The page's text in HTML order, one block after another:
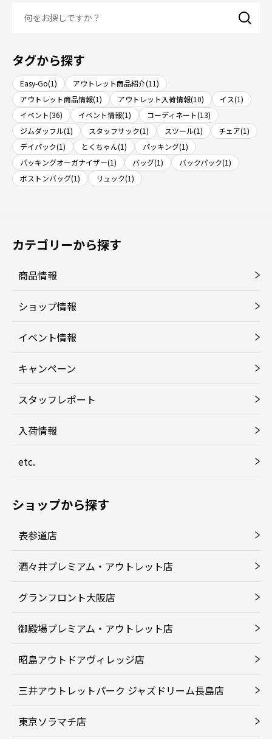
タグから探す
Easy-Go(1)
アウトレット商品紹介(11)
アウトレット商品情報(1)
アウトレット入荷情報(10)
イス(1)
イベント(36)
イベント情報(1)
コーディネート(13)
ジムダッフル(1)
スタッフサック(1) スツール(1)
チェア(1)
デイパック(1)
とくちゃん(1)
パッキング(1)
パッキングオーガナイザー(1)
バッグ(1)
バックパック(1)
ボストンバッグ(1)
リュック(1)
カテゴリーから探す
商品情報
ショップ情報
イベント情報
キャンペーン
スタッフレポート
入荷情報
etc.
ショップから探す
表参道店
酒々井プレミアム・アウトレット店
グランフロント大阪店
御殿場プレミアム・アウトレット店
昭島アウトドアヴィレッジ店
三井アウトレットパーク ジャズドリーム長島店
東京ソラマチ店